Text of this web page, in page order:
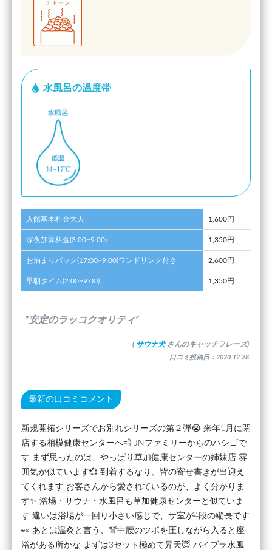
水風呂の温度帯
入館基本料金大人 1,600円
深夜加算料金(3:00~9:00) 1,350円
お泊まりパック(17:00~9:00)ワンドリンク付き 2,600円
早朝タイム(2:00~9:00) 1,350円
”安定のラッコクオリティ”
( サウナ犬 さんのキャッチフレーズ)
口コミ投稿日：2020.12.28
最新の口コミコメント
新規開拓シリーズでお別れシリーズの第２弾😭 来年1月に閉
店する相模健康センターへ💨 JNファミリーからのハシゴで
す まず思ったのは、やっぱり草加健康センターの姉妹店 雰
囲気が似ています💞 到着するなり、皆の寄せ書きが出迎え
てくれます お客さんから愛されているのが、よく分かりま
す✨ 浴場・サウナ・水風呂も草加健康センターと似ていま
す 違いは浴場が一回り小さい感じで、サ室が4段の縦長です
👀 あとは温灸と言う、背中腰のツボを圧しながら入ると座
浴がある所かな まずは3セット極めて昇天😇 バイブラ水風